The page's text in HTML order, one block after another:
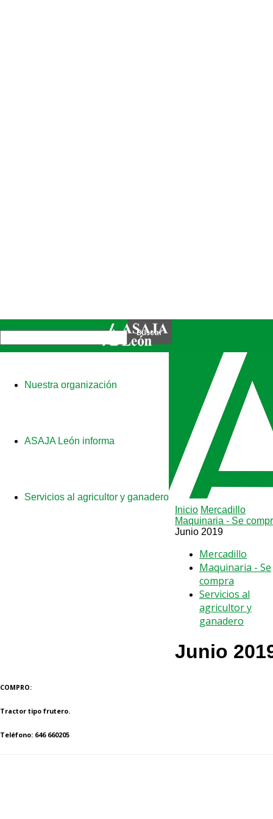
Nuestra organización
ASAJA León informa
Servicios al agricultor y ganadero
Inicio Mercadillo
Maquinaria - Se
Junio 2019
Mercadillo
Maquinaria - Se
compra
Servicios al
agricultor y
ganadero
Junio
COMPRO:
Tractor tipo frutero.
Teléfono: 646 660205